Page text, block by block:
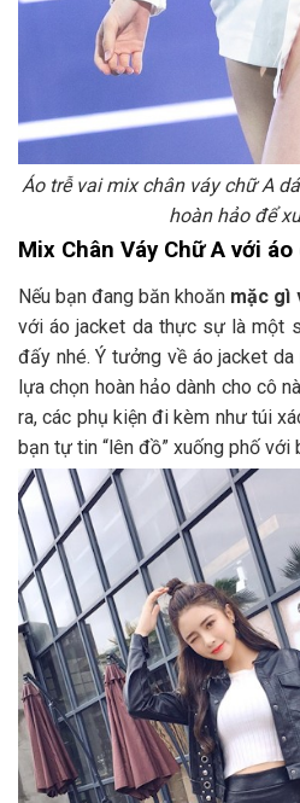
Áo trễ vai mix chân váy chữ A
hoàn hảo để
Mix Chân Váy Chữ A với
Nếu bạn đang băn khoăn mặc gì
với áo jacket da thực sự là một
đấy nhé. Ý tưởng về áo jacket
lựa chọn hoàn hảo dành cho cô
ra, các phụ kiện đi kèm như túi
bạn tự tin “lên đồ” xuống phố với